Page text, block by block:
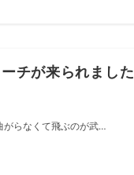
チが来られました
がらなくて飛ぶのが武…